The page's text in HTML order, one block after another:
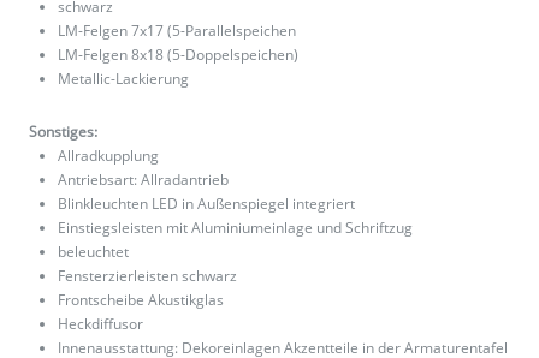
schwarz
LM-Felgen 7x17 (5-Parallelspeichen
LM-Felgen 8x18 (5-Doppelspeichen)
Metallic-Lackierung
Sonstiges:
Allradkupplung
Antriebsart: Allradantrieb
Blinkleuchten LED in Außenspiegel integriert
Einstiegsleisten mit Aluminiumeinlage und Schriftzug
beleuchtet
Fensterzierleisten schwarz
Frontscheibe Akustikglas
Heckdiffusor
Innenausstattung: Dekoreinlagen Akzentteile in der Armaturentafel